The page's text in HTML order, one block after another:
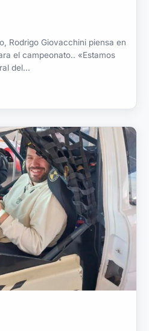
Rodrigo Giovacchini piensa en
el campeonato.. «Estamos
del...